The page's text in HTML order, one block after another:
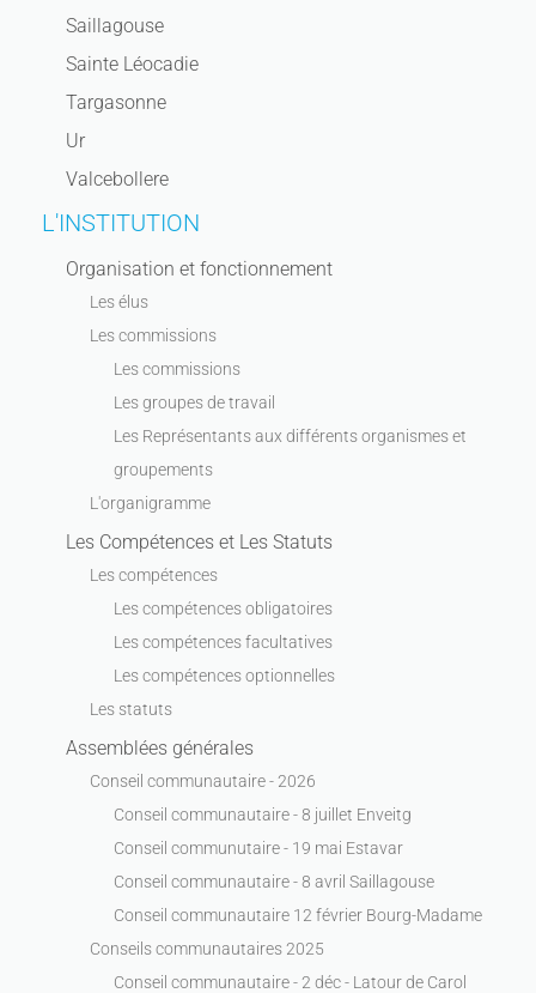
Saillagouse
Sainte Léocadie
Targasonne
Ur
Valcebollere
L'INSTITUTION
Organisation et fonctionnement
Les élus
Les commissions
Les commissions
Les groupes de travail
Les Représentants aux différents organismes et
groupements
L'organigramme
Les Compétences et Les Statuts
Les compétences
Les compétences obligatoires
Les compétences facultatives
Les compétences optionnelles
Les statuts
Assemblées générales
Conseil communautaire - 2026
Conseil communautaire - 8 juillet Enveitg
Conseil communutaire - 19 mai Estavar
Conseil communautaire - 8 avril Saillagouse
Conseil communautaire 12 février Bourg-Madame
Conseils communautaires 2025
Conseil communautaire - 2 déc - Latour de Carol